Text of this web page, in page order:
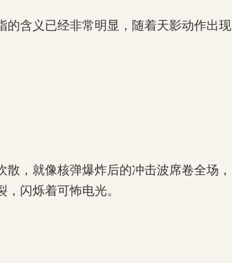
含义已经非常明显，随着天影动作出现
，就像核弹爆炸后的冲击波席卷全场，
闪烁着可怖电光。